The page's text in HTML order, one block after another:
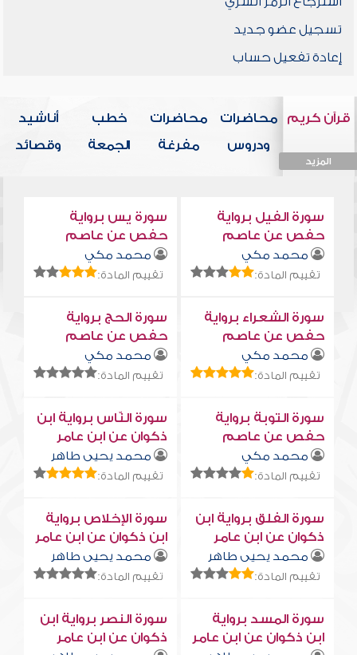
تسجيل عضو جديد
إعادة تفعيل حساب
قرآن كريم
المزيد
محاضرات
ودروس
محاضرات
مفرغة
خطب
الجمعة
أناشيد
وقصائد
سورة الفيل برواية
حفص عن عاصم
محمد مكي
تقييم المادة:
سورة يس برواية
حفص عن عاصم
محمد مكي
تقييم المادة:
سورة الشعراء برواية
حفص عن عاصم
محمد مكي
تقييم المادة:
سورة الحج برواية
حفص عن عاصم
محمد مكي
تقييم المادة:
سورة التوبة برواية
حفص عن عاصم
محمد مكي
تقييم المادة:
سورة النّاس برواية ابن
ذكوان عن ابن عامر
محمد يحيى طاهر
تقييم المادة:
سورة الفلق برواية ابن
ذكوان عن ابن عامر
محمد يحيى طاهر
تقييم المادة:
سورة الإخلاص برواية
ابن ذكوان عن ابن عامر
محمد يحيى طاهر
تقييم المادة:
سورة المسد برواية
ابن ذكوان عن ابن عامر
سورة النصر برواية ابن
ذكوان عن ابن عامر